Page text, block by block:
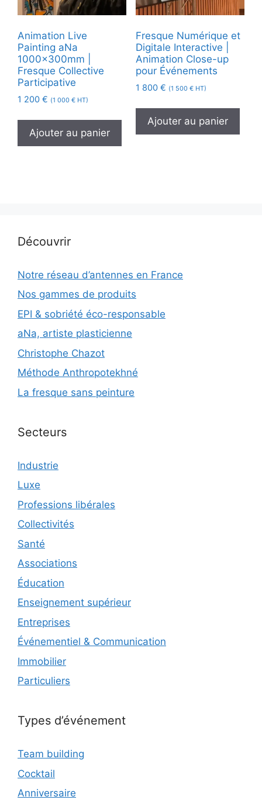
Animation Live
Painting aNa
1000x300mm |
Fresque Collective
Participative
1 200 € (1 000 € HT)
Ajouter au panier
Fresque Numérique et
Digitale Interactive |
Animation Close-up
pour Événements
1 800 € (1 500 €HT)
Ajouter au panier
Découvrir
Notre réseau d’antennes en France
Nos gammes de produits
EPI & sobriété éco-responsable
aNa, artiste plasticienne
Christophe Chazot
Méthode Anthropotekhné
La fresque sans peinture
Secteurs
Industrie
Luxe
Professions libérales
Collectivités
Santé
Associations
Éducation
Enseignement supérieur
Entreprises
Événementiel & Communication
Immobilier
Particuliers
Types d’événement
Team building
Cocktail
Anniversaire